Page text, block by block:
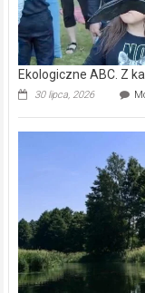
Ekologiczne ABC. Z
30 lipca, 2026